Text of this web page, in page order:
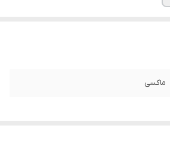
ماکسی